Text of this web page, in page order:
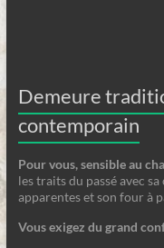
Demeure
contemporain
Pour vous, sensible au
les traits du passé avec
apparentes et son four à
Vous exigez du grand